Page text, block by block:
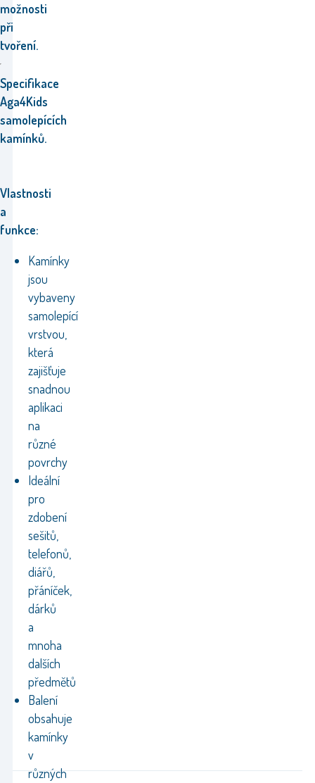
možnosti
při
tvoření.
Specifikace
Aga4Kids
samolepících
kamínků.
Vlastnosti
a
funkce:
Kamínky
jsou
vybaveny
samolepící
vrstvou,
která
zajišťuje
snadnou
aplikaci
na
různé
povrchy
Ideální
pro
zdobení
sešitů,
telefonů,
diářů,
přáníček,
dárků
a
mnoha
dalších
předmětů
Balení
obsahuje
kamínky
v
různých